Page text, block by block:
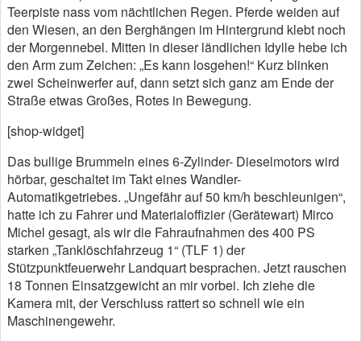
Teerpiste nass vom nächtlichen Regen. Pferde weiden auf
den Wiesen, an den Berghängen im Hintergrund klebt noch
der Morgennebel. Mitten in dieser ländlichen Idylle hebe ich
den Arm zum Zeichen: „Es kann losgehen!“ Kurz blinken
zwei Scheinwerfer auf, dann setzt sich ganz am Ende der
Straße etwas Großes, Rotes in Bewegung.
[shop-widget]
Das bullige Brummeln eines 6-Zylinder- Dieselmotors wird
hörbar, geschaltet im Takt eines Wandler-
Automatikgetriebes. „Ungefähr auf 50 km/h beschleunigen“,
hatte ich zu Fahrer und Materialoffizier (Gerätewart) Mirco
Michel gesagt, als wir die Fahraufnahmen des 400 PS
starken „Tanklöschfahrzeug 1“ (TLF 1) der
Stützpunktfeuerwehr Landquart besprachen. Jetzt rauschen
18 Tonnen Einsatzgewicht an mir vorbei. Ich ziehe die
Kamera mit, der Verschluss rattert so schnell wie ein
Maschinengewehr.